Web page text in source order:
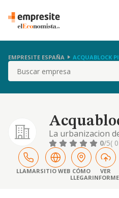
EMPRESITE ESPAÑA ACQUABLOCK
Buscar
La urbanizacion
parcelacion y
contratacion y
pisos,
construcciones
cuenta propia, etc
0/5(
LLAMARSITIO WEB CÓMO
LLEGAR
VER
INFORME